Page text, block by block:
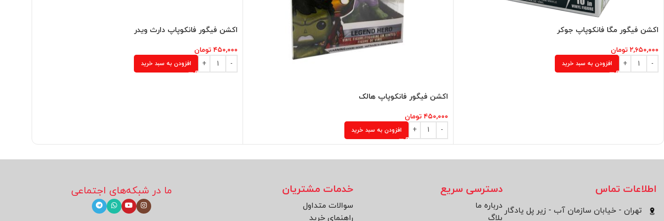
اکشن فیگور مگا فانکوپاپ جوکر
۲,۶۵۰,۰۰۰ تومان
افزودن به سبد خرید
اکشن فیگور فانکوپاپ هالک
۴۵۰,۰۰۰ تومان
افزودن به سبد خرید
اکشن فیگور فانکوپاپ دارث ویدر
۴۵۰,۰۰۰ تومان
افزودن به سبد خرید
اطلاعات تماس
تهران - خیابان سازمان آب - زیر پل یادگار
دسترسی سریع
درباره ما
بلاگ
خدمات مشتریان
سوالات متداول
راهنمای خرید
ما در شبکه‌های اجتماعی